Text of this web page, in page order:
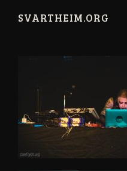
SVARTHEIM.ORG